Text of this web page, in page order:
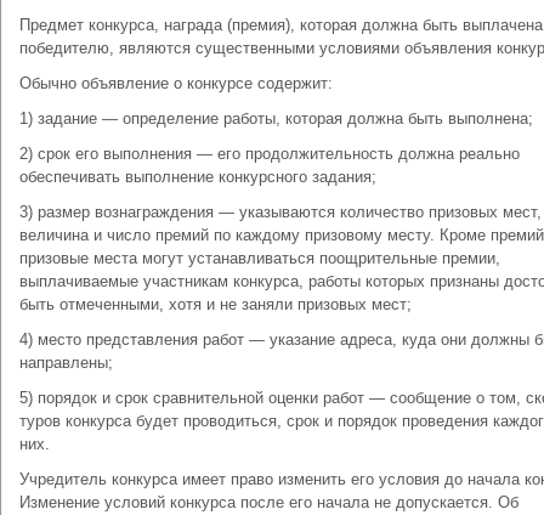
Предмет конкурса, награда (премия), которая должна быть выплачена
победителю, являются существенными условиями объявления
Обычно объявление о конкурсе содержит:
1) задание — определение работы, которая должна быть выполнена;
2) срок его выполнения — его продолжительность должна реально
обеспечивать выполнение конкурсного задания;
3) размер вознаграждения — указываются количество призовых мест,
величина и число премий по каждому призовому месту. Кроме
призовые места могут устанавливаться поощрительные премии,
выплачиваемые участникам конкурса, работы которых признаны
быть отмеченными, хотя и не заняли призовых мест;
4) место представления работ — указание адреса, куда они должны
направлены;
5) порядок и срок сравнительной оценки работ — сообщение о том,
туров конкурса будет проводиться, срок и порядок проведения
них.
Учредитель конкурса имеет право изменить его условия до начала
Изменение условий конкурса после его начала не допускается. Об